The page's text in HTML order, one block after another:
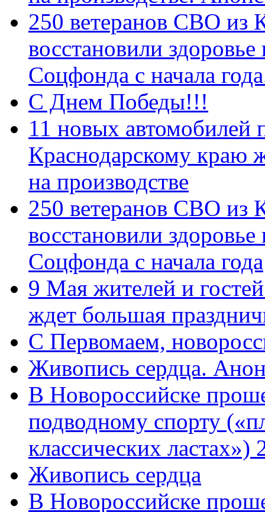
250 ветеранов СВО из
восстановили
Соцфонда с начала
С Днем Победы!!!
11 новых автомобилей
Краснодарскому краю
на производстве
250 ветеранов СВО из
восстановили
Соцфонда с начала года
9 Мая жителей и
ждет большая
C Первомаем,
Живопись сердца.
В Новороссийске
подводному спорту
классических
Живопись сердца
В Новороссийске